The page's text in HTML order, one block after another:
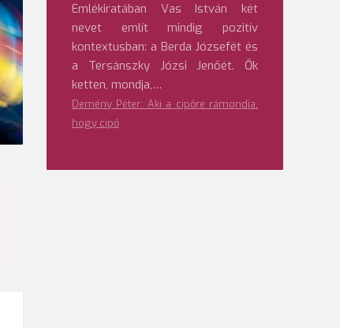
Emlékiratában Vas István két
nevet említ mindig pozitív
kontextusban: a Berda Józsefét és
a Tersánszky Józsi Jenőét. Ők
ketten, mondja,…
Demény Péter: Aki a cipőre rámondja,
hogy cipő